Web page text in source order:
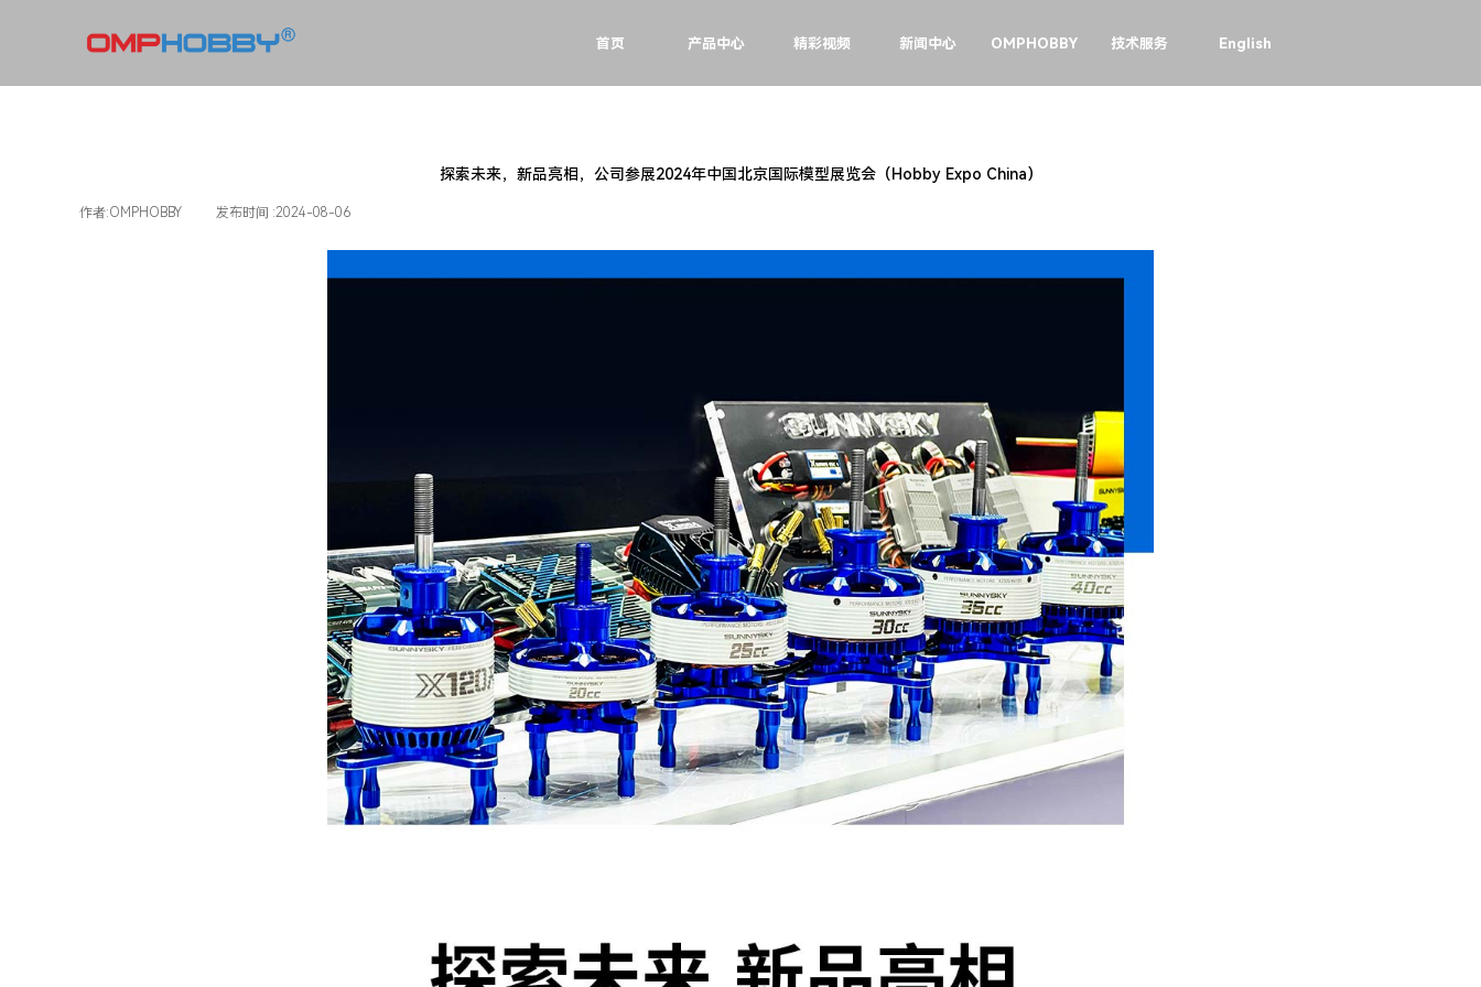
首页 产品中心 精彩视频 新闻中心 OMPHOBBY 技术服务 English
探索未来，新品亮相，公司参展2024年中国北京国际模型展览会（Hobby Expo China）
作者:OMPHOBBY 发布时间 :2024-08-06